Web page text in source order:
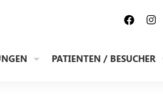
PATIENTEN / BESUCHER